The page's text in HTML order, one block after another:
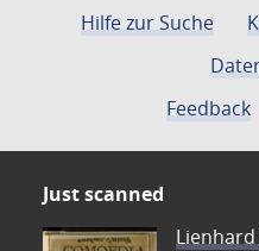
Hilfe zur Suche
Feedback
Just scanned